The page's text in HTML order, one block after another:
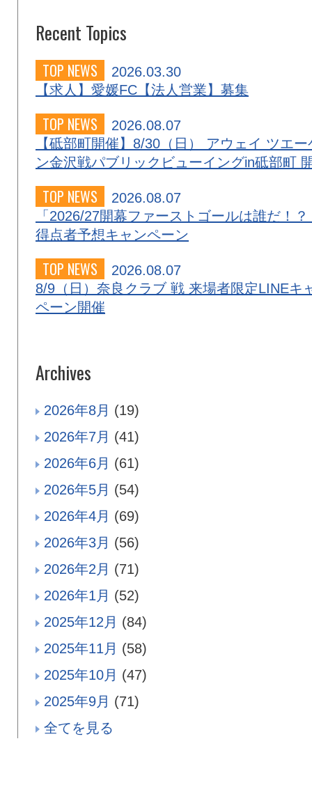
Recent Topics
TOP NEWS
2026.03.30
【求人】愛媛FC【法人営業】募集
TOP NEWS
2026.08.07
【砥部町開催】8/30（日） アウェイ ツエー
ン金沢戦パブリックビューイングin砥部町
TOP NEWS
2026.08.07
「2026/27開幕ファーストゴールは誰だ！？
得点者予想キャンペーン
TOP NEWS
2026.08.07
8/9（日）奈良クラブ 戦 来場者限定LINEキ
ペーン開催
Archives
2026年8月 (19)
2026年7月 (41)
2026年6月 (61)
2026年5月 (54)
2026年4月 (69)
2026年3月 (56)
2026年2月 (71)
2026年1月 (52)
2025年12月 (84)
2025年11月 (58)
2025年10月 (47)
2025年9月 (71)
全てを見る